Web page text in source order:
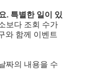
. 특별한 일이 있
보다 조회 수가
와 함께 이벤트
짜의 내용을 수